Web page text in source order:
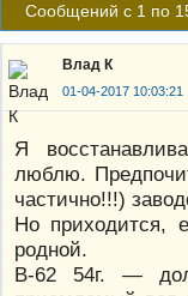
Сообщений с 1 по
Влад К
01-04-2017 10:03:21
Я
люблю.
частично!!!)
Но приходится,
родной.
В-62 54г. —